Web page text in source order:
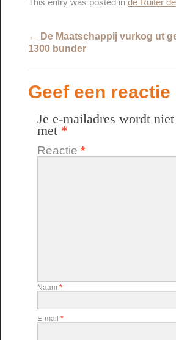
This entry was posted in de Ruiter
← De Maatschappij vurkog ut
1300 bunder
Geef een reactie
Je e-mailadres wordt
met *
Reactie *
Naam *
E-mail *